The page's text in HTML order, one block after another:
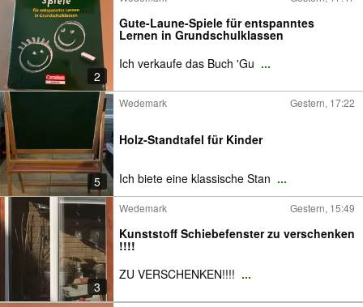
2
Gute-Laune-Spiele für entspanntes
Lernen in Grundschulklassen
Ich verkaufe das Buch 'Gu ...
5
Wedemark Gestern, 17:22
Holz-Standtafel für Kinder
Ich biete eine klassische Stan ...
3
Wedemark Gestern, 15:49
Kunststoff Schiebefenster zu verschenken
!!!!
ZU VERSCHENKEN!!!! ...